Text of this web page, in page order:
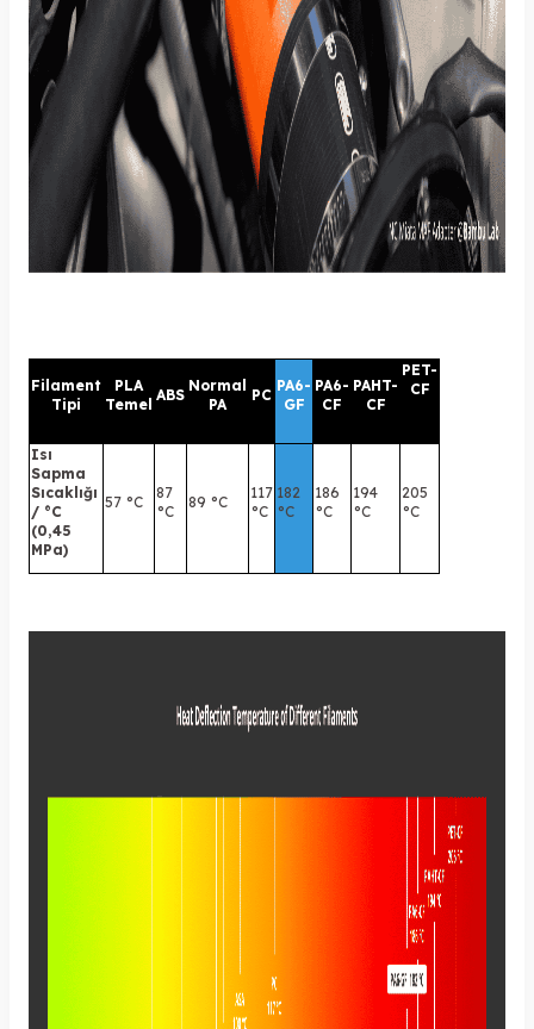
Filament
Tipi
PLA
Temel
ABS
Normal
PA
PC
PA6-
GF
PA6-
CF
PAHT-
CF
PET-
CF
Isı
Sapma
Sıcaklığı
/ °C
(0,45
MPa)
57 °C
87
°C
89 °C
117
°C
182
°C
186
°C
194
°C
205
°C